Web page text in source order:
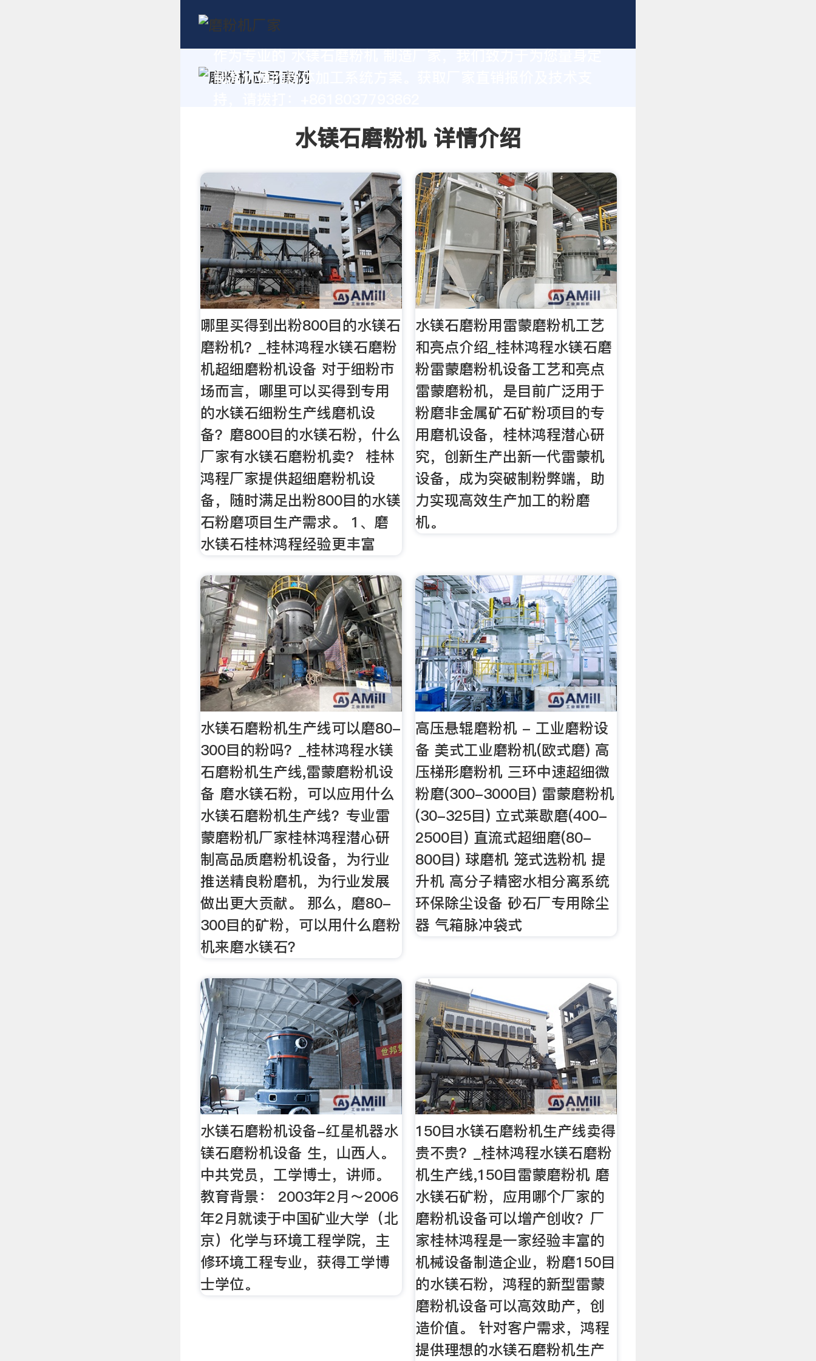
制高价值的粉体加工系统方案。获取厂家直销报价及技术支
水镁石磨粉机 详情介绍
哪里买得到出粉800目的水镁石
磨粉机？_桂林鸿程水镁石磨粉
机超细磨粉机设备 对于细粉市
场而言，哪里可以买得到专用
的水镁石细粉生产线磨机设
备？磨800目的水镁石粉，什么
厂家有水镁石磨粉机卖？ 桂林
鸿程厂家提供超细磨粉机设
备，随时满足出粉800目的水镁
石粉磨项目生产需求。 1、磨
水镁石桂林鸿程经验更丰富
水镁石磨粉用雷蒙磨粉机工艺
和亮点介绍_桂林鸿程水镁石磨
粉雷蒙磨粉机设备工艺和亮点
雷蒙磨粉机，是目前广泛用于
粉磨非金属矿石矿粉项目的专
用磨机设备，桂林鸿程潜心研
究，创新生产出新一代雷蒙机
设备，成为突破制粉弊端，助
力实现高效生产加工的粉磨
机。
水镁石磨粉机生产线可以磨80-
300目的粉吗？_桂林鸿程水镁
石磨粉机生产线,雷蒙磨粉机设
备 磨水镁石粉，可以应用什么
水镁石磨粉机生产线？专业雷
蒙磨粉机厂家桂林鸿程潜心研
制高品质磨粉机设备，为行业
推送精良粉磨机，为行业发展
做出更大贡献。 那么，磨80-
300目的矿粉，可以用什么磨粉
机来磨水镁石？
高压悬辊磨粉机 - 工业磨粉设
备 美式工业磨粉机(欧式磨) 高
压梯形磨粉机 三环中速超细微
粉磨(300-3000目) 雷蒙磨粉机
(30-325目) 立式莱歇磨(400-
2500目) 直流式超细磨(80-
800目) 球磨机 笼式选粉机 提
升机 高分子精密水相分离系统
环保除尘设备 砂石厂专用除尘
器 气箱脉冲袋式
水镁石磨粉机设备-红星机器水
镁石磨粉机设备 生，山西人。
中共党员，工学博士，讲师。
教育背景： 2003年2月～2006
年2月就读于中国矿业大学（北
京）化学与环境工程学院，主
修环境工程专业，获得工学博
士学位。
150目水镁石磨粉机生产线卖得
贵不贵？_桂林鸿程水镁石磨粉
机生产线,150目雷蒙磨粉机 磨
水镁石矿粉，应用哪个厂家的
磨粉机设备可以增产创收？厂
家桂林鸿程是一家经验丰富的
机械设备制造企业，粉磨150目
的水镁石粉，鸿程的新型雷蒙
磨粉机设备可以高效助产，创
造价值。 针对客户需求，鸿程
提供理想的水镁石磨粉机生产